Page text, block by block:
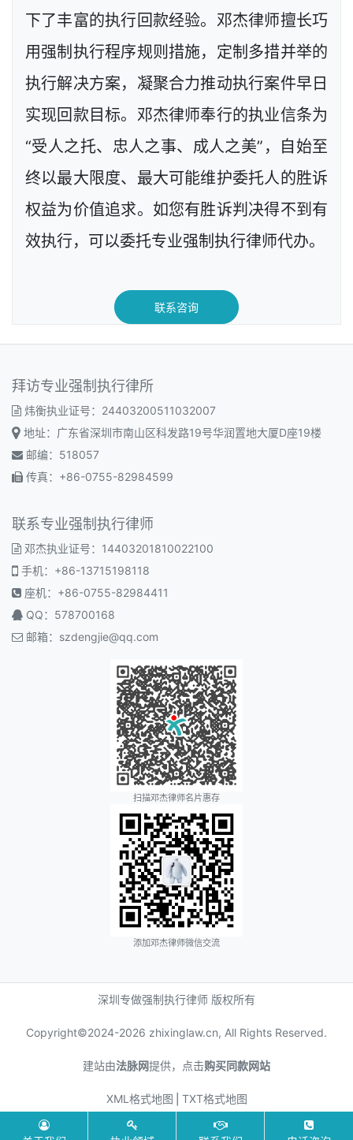
下了丰富的执行回款经验。邓杰律师擅长巧
用强制执行程序规则措施，定制多措并举的
执行解决方案，凝聚合力推动执行案件早日
实现回款目标。邓杰律师奉行的执业信条为
“受人之托、忠人之事、成人之美”，自始至
终以最大限度、最大可能维护委托人的胜诉
权益为价值追求。如您有胜诉判决得不到有
效执行，可以委托专业强制执行律师代办。
联系咨询
拜访专业强制执行律所
炜衡执业证号：24403200511032007
地址：广东省深圳市南山区科发路19号华润置地大厦D座19楼
邮编：518057
传真：+86-0755-82984599
联系专业强制执行律师
邓杰执业证号：14403201810022100
手机：+86-13715198118
座机：+86-0755-82984411
QQ：578700168
邮箱： szdengjie@qq.com
扫描邓杰律师名片惠存
添加邓杰律师微信交流
深圳专做强制执行律师 版权所有
Copyright©2024-2026 zhixinglaw.cn, All Rights Reserved.
建站由法脉网提供，点击购买同款网站
XML格式地图 TXT格式地图